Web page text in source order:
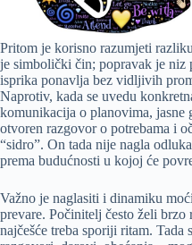
Pritom je korisno razumjeti
je simbolički čin; popravak je niz
isprika ponavlja bez vidljivih
Naprotiv, kada se uvedu
komunikacija o planovima, jasne
otvoren razgovor o potrebama i
“sidro”. On tada nije nagla
prema budućnosti u kojoj će
Važno je naglasiti i dinamiku
prevare. Počinitelj često želi
najčešće treba sporiji ritam.